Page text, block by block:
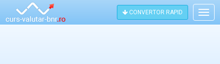
CONVERTOR RAPID